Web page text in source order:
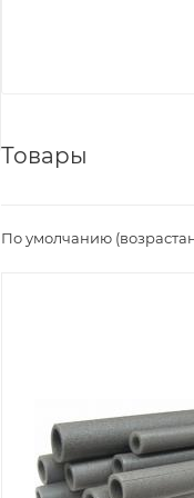
Товары
По умолчанию